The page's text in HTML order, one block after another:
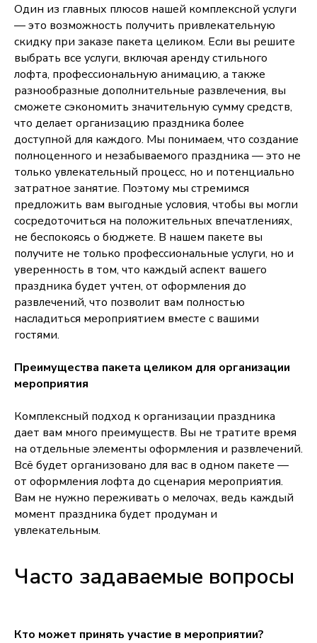
Один из главных плюсов нашей комплексной услуги
— это возможность получить привлекательную
скидку при заказе пакета целиком. Если вы решите
выбрать все услуги, включая аренду стильного
лофта, профессиональную анимацию, а также
разнообразные дополнительные развлечения, вы
сможете сэкономить значительную сумму средств,
что делает организацию праздника более
доступной для каждого. Мы понимаем, что создание
полноценного и незабываемого праздника — это не
только увлекательный процесс, но и потенциально
затратное занятие. Поэтому мы стремимся
предложить вам выгодные условия, чтобы вы могли
сосредоточиться на положительных впечатлениях,
не беспокоясь о бюджете. В нашем пакете вы
получите не только профессиональные услуги, но и
уверенность в том, что каждый аспект вашего
праздника будет учтен, от оформления до
развлечений, что позволит вам полностью
насладиться мероприятием вместе с вашими
гостями.
Преимущества пакета целиком для организации
мероприятия
Комплексный подход к организации праздника
дает вам много преимуществ. Вы не тратите время
на отдельные элементы оформления и развлечений.
Всё будет организовано для вас в одном пакете —
от оформления лофта до сценария мероприятия.
Вам не нужно переживать о мелочах, ведь каждый
момент праздника будет продуман и
увлекательным.
Часто задаваемые вопросы
Кто может принять участие в мероприятии?
sales@casapicassa.art
Политика конфиденциальности
2016-2026 CASA PICASSA ©
+7 (495) 032-52-96